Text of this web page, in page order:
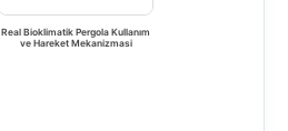
Real Bioklimatik Pergola Kullanım
ve Hareket Mekanizmasi